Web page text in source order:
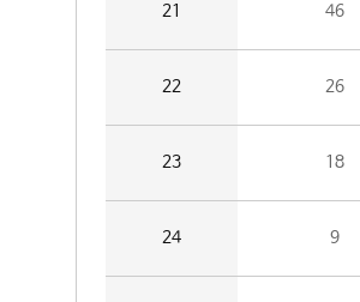
21 46
22 26
23 18
24 9